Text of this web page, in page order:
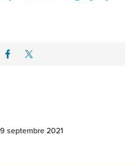
Share on LinkedIn
Share on Facebook
septembre 2021